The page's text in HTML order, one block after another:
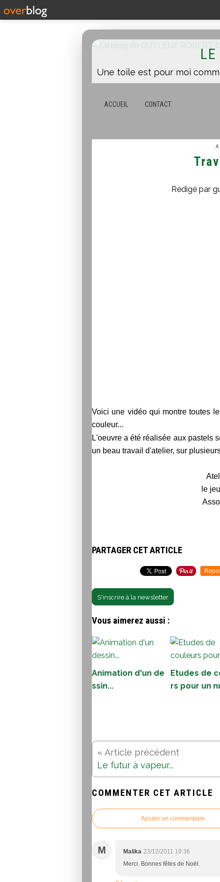
LE
ACCUEIL CONTACT
Rédigé par
Voici une vidéo qui montre toutes
couleur...
L'oeuvre a été réalisée aux pastels
un beau travail d'atelier, sur
le
PARTAGER CET ARTICLE
S'inscrire à la newsletter
Vous aimerez aussi :
Animation d'un de
ssin...
Etudes de
rs pour un
Le futur à vapeur...
COMMENTER CET ARTICLE
Ajouter un commentaire
M Malika 23/12/2011 19:36
Merci. Bonnes fêtes de Noël.